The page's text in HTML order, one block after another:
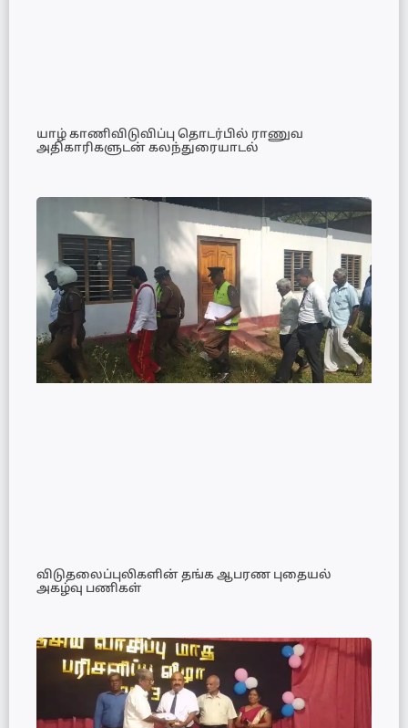
யாழ் காணிவிடுவிப்பு தொடர்பில் ராணுவ
அதிகாரிகளுடன் கலந்துரையாடல்
விடுதலைப்புலிகளின் தங்க ஆபரண புதையல்
அகழ்வு பணிகள்